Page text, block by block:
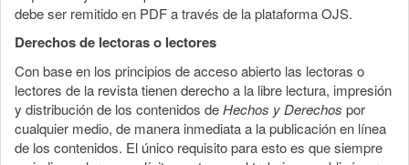
debe ser remitido en PDF a través de la plataforma OJS.
Derechos de lectoras o lectores
Con base en los principios de acceso abierto las lectoras o
lectores de la revista tienen derecho a la libre lectura, impresión
y distribución de los contenidos deHechos y Derechos por
cualquier medio, de manera inmediata a la publicación en línea
de los contenidos. El único requisito para esto es que siempre